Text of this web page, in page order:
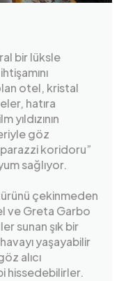
bir lüksle
otel, kristal
hatıra
yıldızının
göz
koridoru”
sağlıyor.
çekinmeden
ve Greta Garbo
sunan şık bir
yaşayabilir
alıcı
hissedebilirler.